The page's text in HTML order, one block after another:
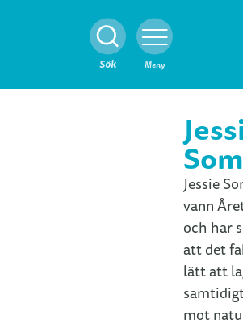
Sök
Stäng Meny
Jessie
vann
och har
att det
lätt att
mot